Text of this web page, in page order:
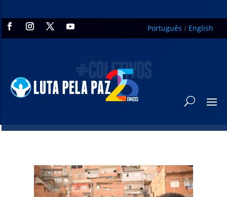
Português / English
#COLETIVOS